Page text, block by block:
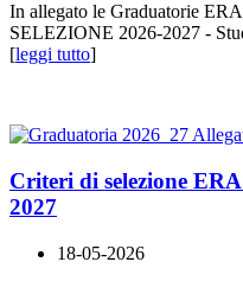
In allegato le Graduatorie
SELEZIONE 2026-2027 -
[leggi tutto]
Criteri di selezione
2027
18-05-2026